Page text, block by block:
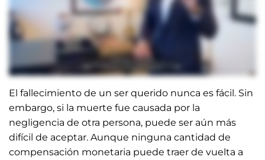
El fallecimiento de un ser querido nunca es fácil. Sin
embargo, si la muerte fue causada por la
negligencia de otra persona, puede ser aún más
difícil de aceptar. Aunque ninguna cantidad de
compensación monetaria puede traer de vuelta a